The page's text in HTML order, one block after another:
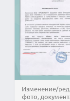
Изменение/
фото,